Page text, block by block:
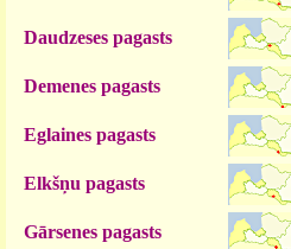
Daudzeses pagasts
Demenes pagasts
Eglaines pagasts
Elkšņu pagasts
Gārsenes pagasts